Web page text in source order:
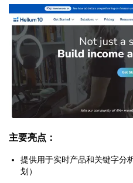
主要亮点：
提供用于实时产品和关键字分
划）